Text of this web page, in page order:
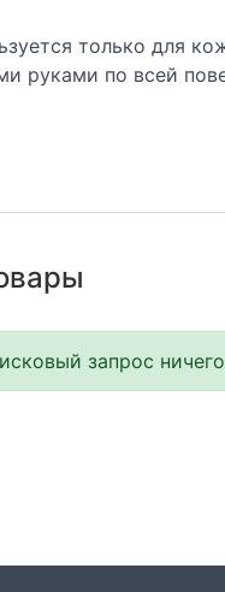
только для
руками по всей
запрос